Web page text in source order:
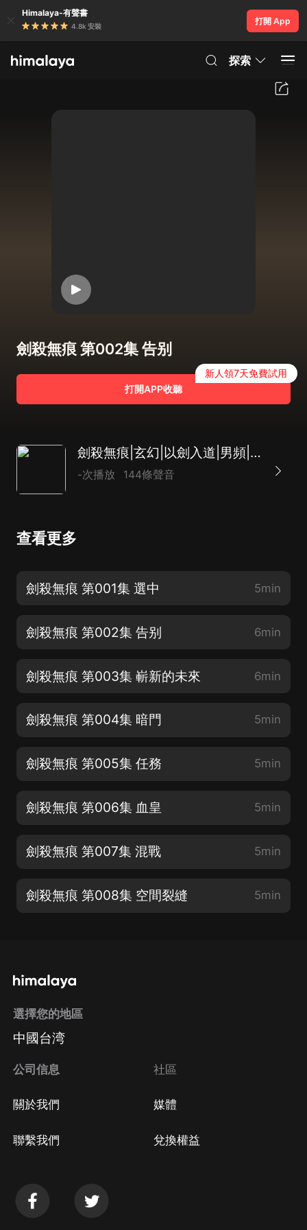
Himalaya-有聲書
4.8k 安裝
打開 App
探索
劍殺無痕 第002集 告别
打開APP收聽
新人領7天免費試用
劍殺無痕|玄幻|以劍入道|男頻|爽文|逆襲|多播
-次播放 144條聲音
查看更多
劍殺無痕 第001集 選中 5min
劍殺無痕 第002集 告别 6min
劍殺無痕 第003集 嶄新的未來 6min
劍殺無痕 第004集 暗門 5min
劍殺無痕 第005集 任務 5min
劍殺無痕 第006集 血皇 5min
劍殺無痕 第007集 混戰 5min
劍殺無痕 第008集 空間裂縫 5min
選擇您的地區
中國台湾
公司信息
關於我們
聯繫我們
社區
媒體
兌換權益